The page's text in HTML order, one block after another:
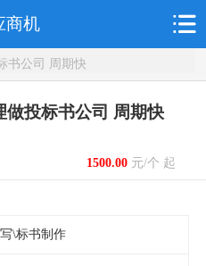
商机
书公司 周期快
做投标书公司 周期快
1500.00元/个 起
\标书制作